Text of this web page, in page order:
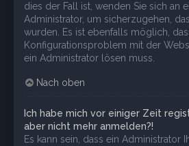
dies der Fall ist, wenden Sie sich an
Administrator, um sicherzugehen,
wurden. Es ist ebenfalls möglich,
Konfigurationsproblem mit der
ein Administrator lösen muss.
Nach oben
Ich habe mich vor einiger Zeit
aber nicht mehr anmelden?!
Es kann sein, dass ein Administrator